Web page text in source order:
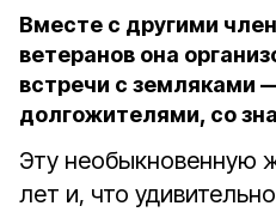
Вместе с другими
ветеранов она
встречи с земляками
долгожителями, со
Эту необыкновенную
лет и, что